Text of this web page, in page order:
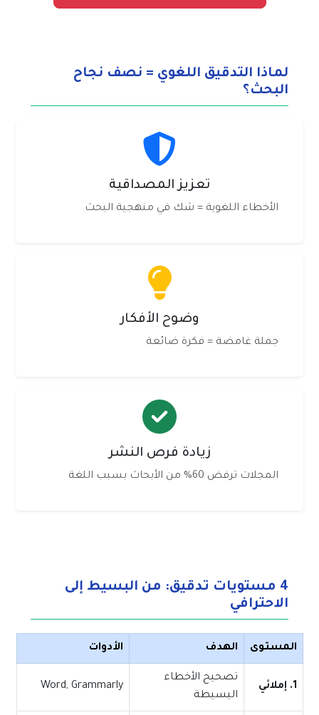
لماذا التدقيق اللغوي = نصف نجاح
البحث؟
تعزيز المصداقية
الأخطاء اللغوية = شك في منهجية البحث
وضوح الأفكار
جملة غامضة = فكرة ضائعة
زيادة فرص النشر
المجلات ترفض 60% من الأبحاث بسبب اللغة
4 مستويات تدقيق: من البسيط إلى
الاحترافي
المستوى الهدف الأدوات
1. إملائي
تصحيح الأخطاء
البسيطة
Word, Grammarly